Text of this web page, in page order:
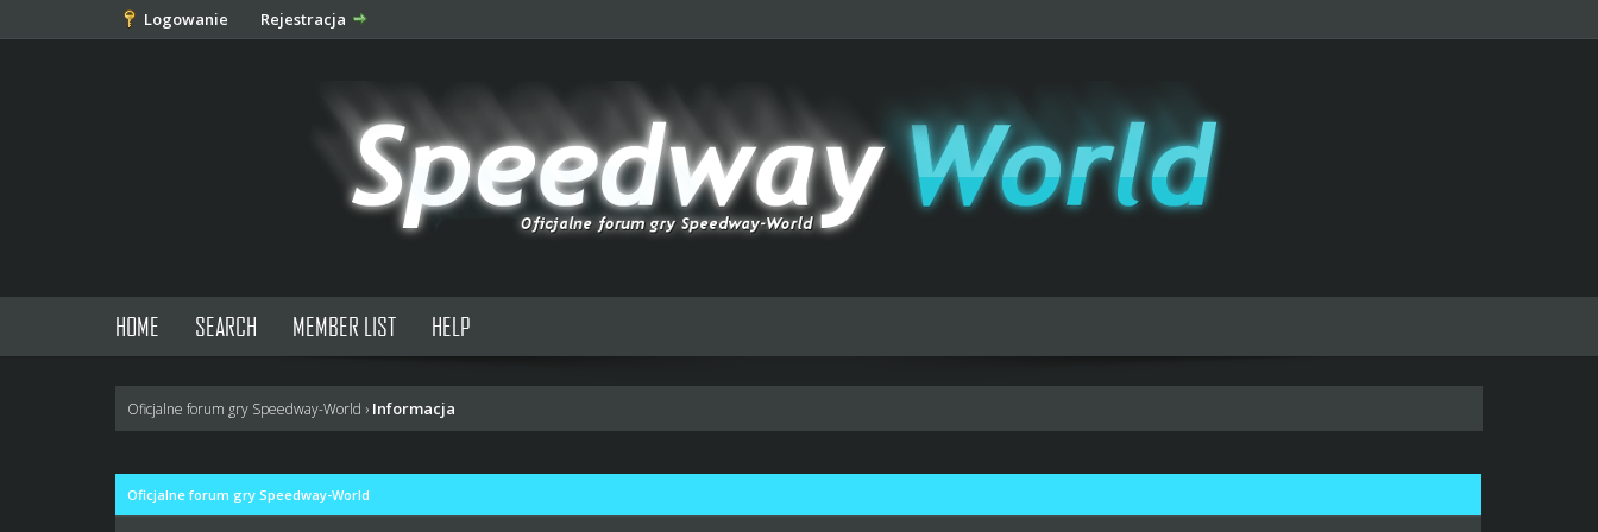
Logowanie Rejestracja
HOME SEARCH MEMBER LIST HELP
Oficjalne forum gry Speedway-World › Informacja
Oficjalne forum gry Speedway-World